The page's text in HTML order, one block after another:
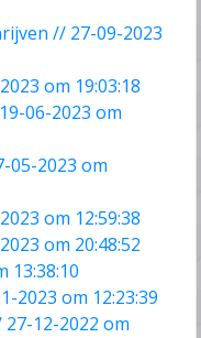
// 27-09-2023
om 19:03:18
06-2023 om
05-2023 om
om 12:59:38
om 20:48:52
13:38:10
2023 om 12:23:39
12-2022 om